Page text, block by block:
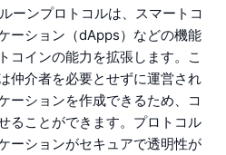
ーンプロトコルは、スマートコ
ーション（dApps）などの機能
コインの能力を拡張します。こ
仲介者を必要とせずに運営され
ーションを作成できるため、コ
ることができます。プロトコル
ーションがセキュアで透明性が